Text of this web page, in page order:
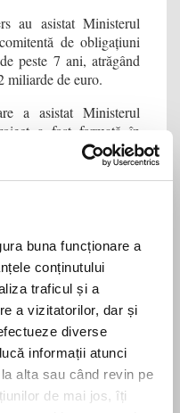
buna funcționare a
conținutului
traficul și a
a vizitatorilor, dar și
diverse
informații atunci
alta sau când revin pe
de mai jos, îți
au asistat Ministerul
de obligațiuni
peste 7 ani, atrăgând
miliarde de euro.
a asistat Ministerul
a fost formată în
(partener),Monica
(senior associate)
cele mai dinamice
Capital din România.
cu un palmares
tranzacţii complexe
şi internaţional.